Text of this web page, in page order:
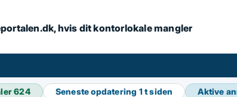
hvis dit kontorlokale mangler
624 Seneste opdatering 1 t siden Aktive